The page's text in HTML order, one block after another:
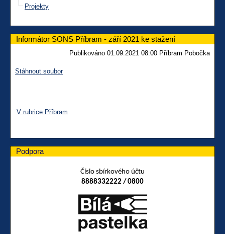
Projekty
Informátor SONS Příbram - září 2021 ke stažení
Publikováno 01.09.2021 08:00 Příbram Pobočka
Stáhnout soubor
V rubrice Příbram
Podpora
Číslo sbírkového účtu
8888332222 / 0800